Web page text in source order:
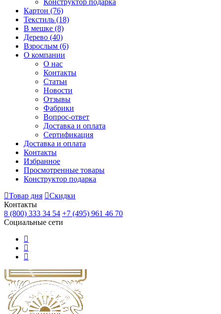
Конструктор подарка
Картон (76)
Текстиль (18)
В мешке (8)
Дерево (40)
Взрослым (6)
О компании
О нас
Контакты
Статьи
Новости
Отзывы
Фабрики
Вопрос-ответ
Доставка и оплата
Сертификация
Доставка и оплата
Контакты
Избранное
Просмотренные товары
Конструктор подарка
Товар дня
Скидки
Контакты
8 (800) 333 34 54 +7 (495) 961 46 70
Социальные сети